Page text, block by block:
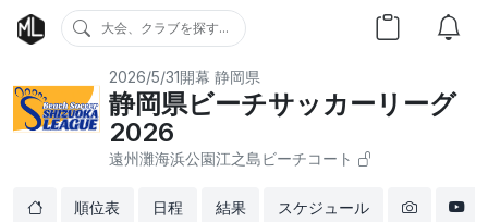
大会、クラブを探す...
2026/5/31開幕 静岡県
静岡県ビーチサッカーリーグ
2026
遠州灘海浜公園江之島ビーチコート
順位表 日程 結果 スケジュール